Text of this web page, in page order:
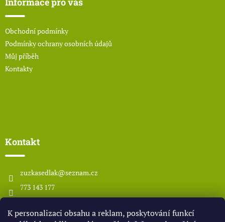
K personalizaci obsahu a reklam, poskytování funkcí
Obchodní podmínky
Podmínky ochrany osobních údajů
Můj příběh
Kontakty
Kontakt
zuzkasedlak@seznam.cz
773 143 177
odsedlaka